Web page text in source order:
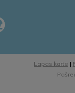
Lapas karte |